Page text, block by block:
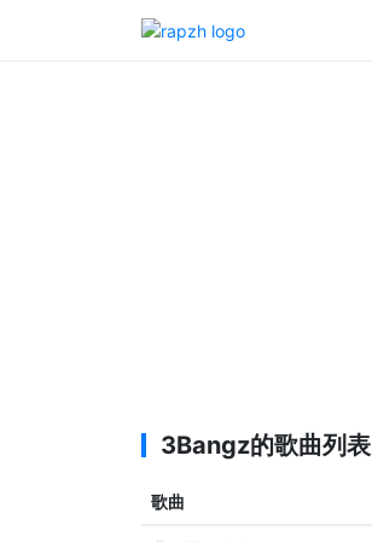
3Bangz的歌曲列表
歌曲